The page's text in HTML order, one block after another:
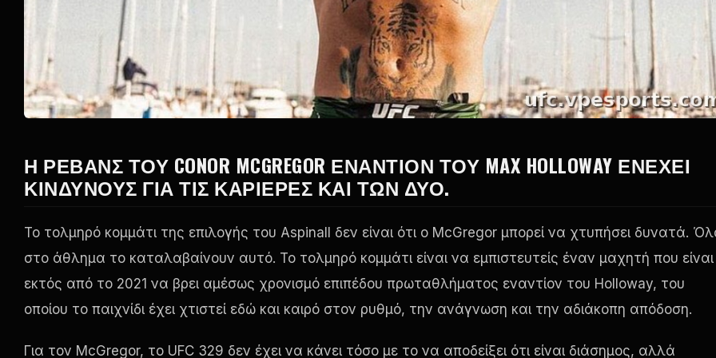
Η ΡΕΒΆΝΣ ΤΟΥ CONOR MCGREGOR ΕΝΑΝΤΊΟΝ ΤΟΥ MAX HOLLOWAY ΕΝΈΧΕΙ
ΚΙΝΔΎΝΟΥΣ ΓΙΑ ΤΙΣ ΚΑΡΙΈΡΕΣ ΚΑΙ ΤΩΝ ΔΎΟ.
Το τολμηρό κομμάτι της επιλογής του Aspinall δεν είναι ότι ο McGregor μπορεί να χτυπήσει δυνατά.
στο άθλημα το καταλαβαίνουν αυτό. Το τολμηρό κομμάτι είναι να εμπιστευτείς έναν μαχητή που είναι
εκτός από το 2021 να βρει αμέσως χρονισμό επιπέδου πρωταθλήματος εναντίον του Holloway, του
οποίου το παιχνίδι έχει χτιστεί εδώ και καιρό στον ρυθμό, την ανάγνωση και την αδιάκοπη απόδοση.
Για τον McGregor, το UFC 329 δεν έχει να κάνει τόσο με το να αποδείξει ότι είναι διάσημος, αλλά